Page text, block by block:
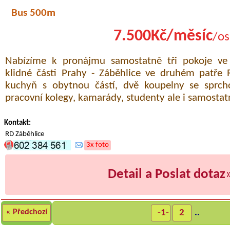
Bus 500m
7.500Kč/měsíc/
Nabízíme k pronájmu samostatně tři pokoje
klidné části Prahy - Záběhlice ve druhém patře
kuchyň s obytnou částí, dvě koupelny se
pracovní kolegy, kamarády, studenty ale i
Kontakt:
RD Záběhlice
3x foto
Detail a Poslat dotaz
« Předchozí -1- 2 ..